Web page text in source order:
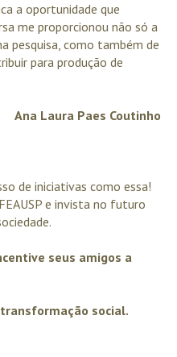
a oportunidade que
me proporcionou não só a
pesquisa, como também de
para produção de
Ana Laura Paes Coutinho
de iniciativas como essa!
e invista no futuro
seus amigos a
social.